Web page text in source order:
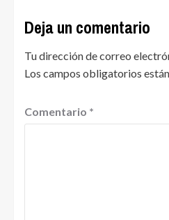
Deja un comentario
Tu dirección de correo
Los campos obligatorios
Comentario *